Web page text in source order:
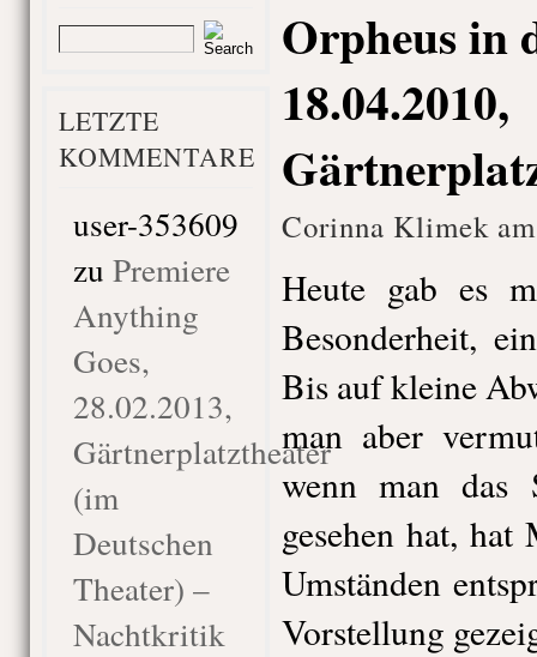
LETZTE
KOMMENTARE
user-353609
zu Premiere
Anything
Goes,
28.02.2013,
Gärtnerplatztheater
(im
Deutschen
Theater) –
Nachtkritik
Orpheus in
18.04.2010,
Corinna Klimek
Heute gab es
Besonderheit,
Bis auf kleine
man aber
wenn man das
gesehen hat, hat
Umständen
Vorstellung